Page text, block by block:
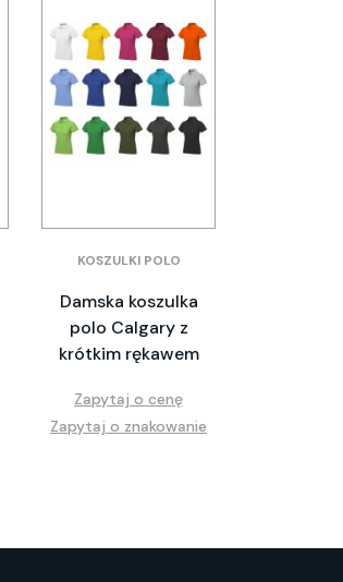
KOSZULKI POLO
Damska koszulka
polo Calgary z
krótkim rękawem
Zapytaj o cenę
Zapytaj o znakowanie